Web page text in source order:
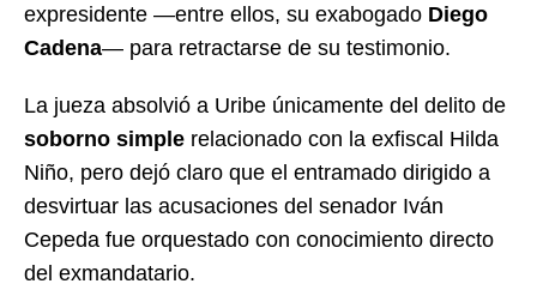
expresidente —entre ellos, su exabogado Diego
Cadena— para retractarse de su testimonio.
La jueza absolvió a Uribe únicamente del delito de
soborno simple relacionado con la exfiscal Hilda
Niño, pero dejó claro que el entramado dirigido a
desvirtuar las acusaciones del senador Iván
Cepeda fue orquestado con conocimiento directo
del exmandatario.